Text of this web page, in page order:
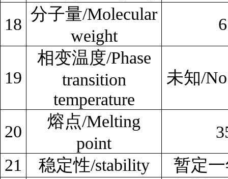
18
分子量/Molecular
weight
19
相变温度/Phase
transition
temperature
未知/
20
熔点/Melting
point
21
稳定性/stability
暂定一